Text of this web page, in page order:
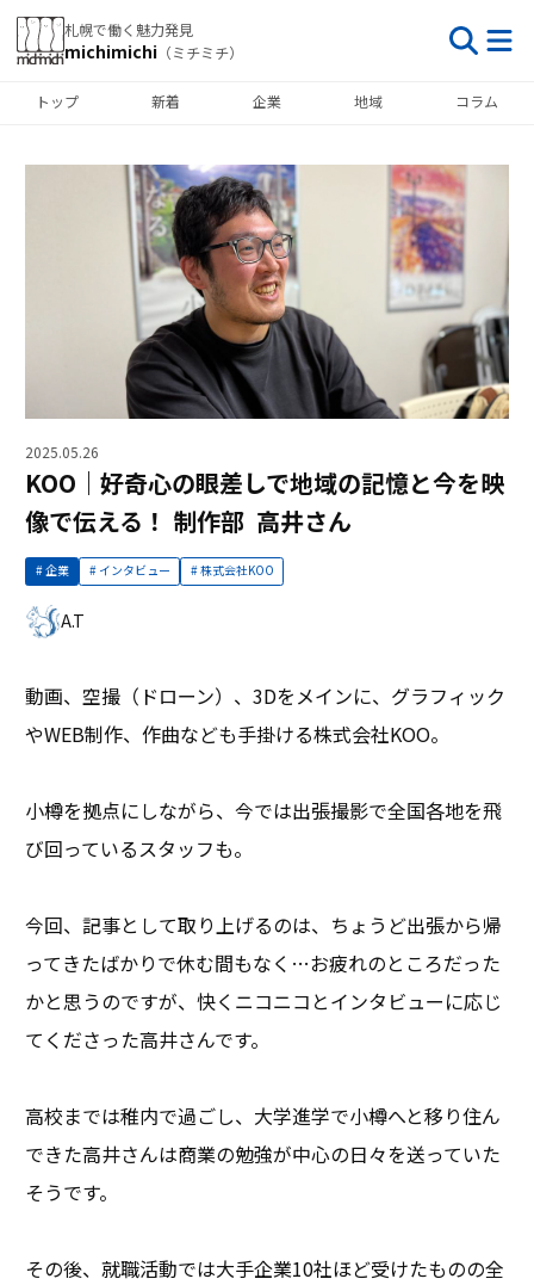
札幌で働く魅力発見
michimichi （ミチミチ）
トップ 新着 企業 地域 コラム
2025.05.26
KOO｜好奇心の眼差しで地域の記憶と今を映
像で伝える！ 制作部 高井さん
企業 インタビュー 株式会社KOO
A.T
動画、空撮（ドローン）、3Dをメインに、グラフィック
やWEB制作、作曲なども手掛ける株式会社KOO。
小樽を拠点にしながら、今では出張撮影で全国各地を飛
び回っているスタッフも。
今回、記事として取り上げるのは、ちょうど出張から帰
ってきたばかりで休む間もなく…お疲れのところだった
かと思うのですが、快くニコニコとインタビューに応じ
てくださった高井さんです。
高校までは稚内で過ごし、大学進学で小樽へと移り住ん
できた高井さんは商業の勉強が中心の日々を送っていた
そうです。
その後、就職活動では大手企業10社ほど受けたものの全